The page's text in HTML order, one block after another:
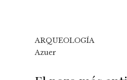
ARQUEOLOGÍA
Azuer